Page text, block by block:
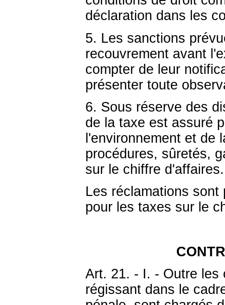
déclaration dans les
5. Les sanctions
recouvrement avant
compter de leur
présenter toute
6. Sous réserve des
de la taxe est assuré
l'environnement et de
procédures, sûretés,
sur le chiffre d'affaires.
Les réclamations
pour les taxes sur le
Art. 21. - I. - Outre les
régissant dans le